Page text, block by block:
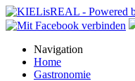
Navigation
Home
Gastronomie